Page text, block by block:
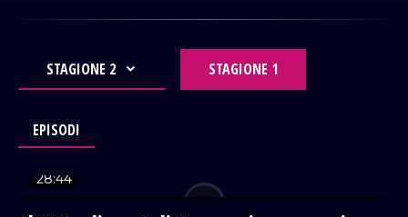
STAGIONE 2 STAGIONE 1
EPISODI
28:44
VAI AL TITOLO